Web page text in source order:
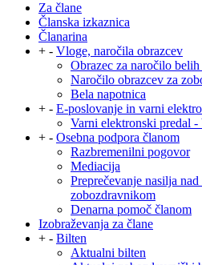
Za člane
Članska izkaznica
Članarina
+ - Vloge, naročila obrazcev
Obrazec za naročilo
Naročilo obrazcev za
Bela napotnica
+ - E-poslovanje in varni
Varni elektronski predal
+ - Osebna podpora članom
Razbremenilni pogovor
Mediacija
Preprečevanje nasilja
zobozdravnikom
Denarna pomoč članom
Izobraževanja za člane
+ - Bilten
Aktualni bilten